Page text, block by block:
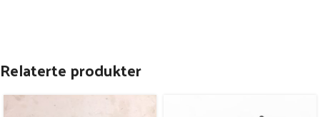
Relaterte produkter